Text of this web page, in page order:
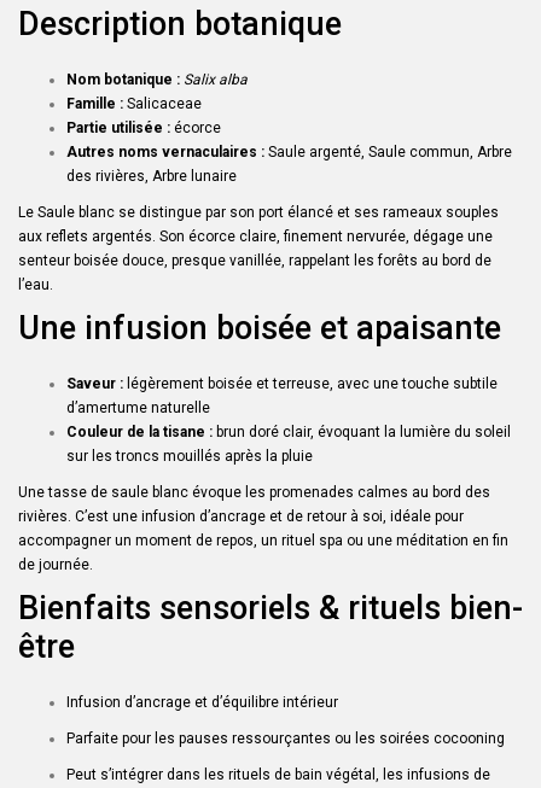
Description botanique
Nom botanique : Salix alba
Famille : Salicaceae
Partie utilisée : écorce
Autres noms vernaculaires : Saule argenté, Saule commun, Arbre
des rivières, Arbre lunaire
Le Saule blanc se distingue par son port élancé et ses rameaux souples
aux reflets argentés. Son écorce claire, finement nervurée, dégage une
senteur boisée douce, presque vanillée, rappelant les forêts au bord de
l’eau.
Une infusion boisée et apaisante
Saveur : légèrement boisée et terreuse, avec une touche subtile
d’amertume naturelle
Couleur de la tisane : brun doré clair, évoquant la lumière du soleil
sur les troncs mouillés après la pluie
Une tasse de saule blanc évoque les promenades calmes au bord des
rivières. C’est une infusion d’ancrage et de retour à soi, idéale pour
accompagner un moment de repos, un rituel spa ou une méditation en fin
de journée.
Bienfaits sensoriels & rituels bien-
être
Infusion d’ancrage et d’équilibre intérieur
Parfaite pour les pauses ressourçantes ou les soirées cocooning
Peut s’intégrer dans les rituels de bain végétal, les infusions de